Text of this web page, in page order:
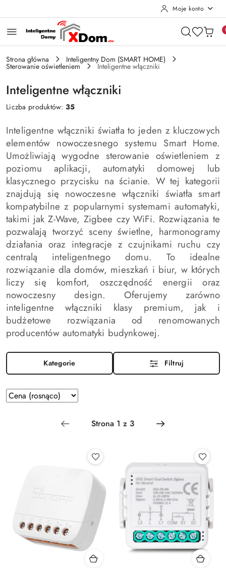
Moje konto
Strona główna Inteligentny Dom (SMART HOME)
Sterowanie oświetleniem Inteligentne włączniki
Inteligentne włączniki
Liczba produktów:35
Inteligentne włączniki światła to jeden z kluczowych
elementów nowoczesnego systemu Smart Home.
Umożliwiają wygodne sterowanie oświetleniem z
poziomu aplikacji, automatyki domowej lub
klasycznego przycisku na ścianie. W tej kategorii
znajdują się nowoczesne włączniki światła smart
kompatybilne z popularnymi systemami automatyki,
takimi jak Z-Wave, Zigbee czy WiFi. Rozwiązania te
pozwalają tworzyć sceny świetlne, harmonogramy
działania oraz integracje z czujnikami ruchu czy
centralą inteligentnego domu. To idealne
rozwiązanie dla domów, mieszkań i biur, w których
liczy się komfort, oszczędność energii oraz
nowoczesny design. Oferujemy zarówno
inteligentne włączniki klasy premium, jak i
budżetowe rozwiązania od renomowanych
producentów automatyki budynkowej.
Kategorie Filtruj
Zastosowano
sortowanie:
Sortuj
według